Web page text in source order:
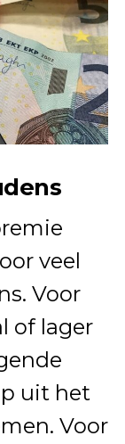
veel
Voor
of lager
uit het
Voor